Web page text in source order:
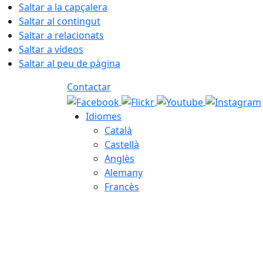
Saltar a la capçalera
Saltar al contingut
Saltar a relacionats
Saltar a vídeos
Saltar al peu de pàgina
Contactar
Idiomes
Català
Castellà
Anglès
Alemany
Francès